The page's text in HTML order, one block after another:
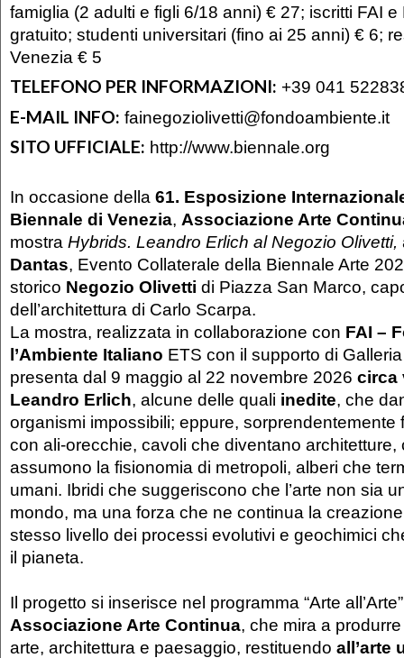
famiglia (2 adulti e figli 6/18 anni) € 27; iscritti FAI e
gratuito; studenti universitari (fino ai 25 anni) € 6;
Venezia € 5
TELEFONO PER INFORMAZIONI: +39 041
E-MAIL INFO: fainegoziolivetti@fondoambiente.it
SITO UFFICIALE: http://www.biennale.org
In occasione della 61. Esposizione
Biennale di Venezia, Associazione Arte
mostra Hybrids. Leandro Erlich al Negozio Olivetti,
Dantas, Evento Collaterale della Biennale Arte
storico Negozio Olivetti di Piazza San Marco,
dell’architettura di Carlo Scarpa.
La mostra, realizzata in collaborazione con FAI –
l’Ambiente Italiano ETS con il supporto di
presenta dal 9 maggio al 22 novembre 2026 circa
Leandro Erlich, alcune delle quali inedite, che
organismi impossibili; eppure, sorprendentemente
con ali-orecchie, cavoli che diventano architetture,
assumono la fisionomia di metropoli, alberi che
umani. Ibridi che suggeriscono che l’arte non sia
mondo, ma una forza che ne continua la
stesso livello dei processi evolutivi e geochimici
il pianeta.
Il progetto si inserisce nel programma “Arte
Associazione Arte Continua, che mira a
arte, architettura e paesaggio, restituendo all’arte